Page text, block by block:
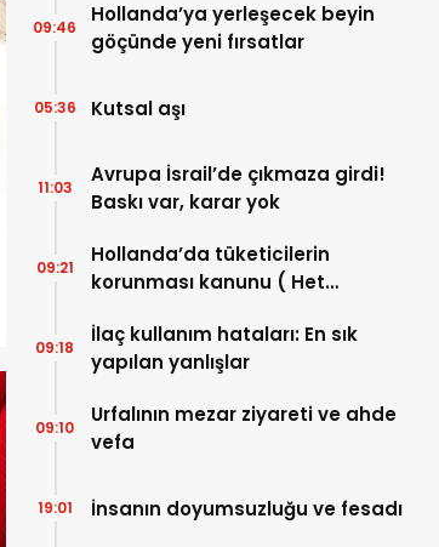
Hollanda’ya yerleşecek beyin
göçünde yeni fırsatlar
09:46
Kutsal aşı
05:36
Avrupa İsrail’de çıkmaza girdi!
Baskı var, karar yok
11:03
Hollanda’da tüketicilerin
korunması kanunu ( Het
09:21
İlaç kullanım hataları: En sık
yapılan yanlışlar
09:18
Urfalının mezar ziyareti ve ahde
vefa
09:10
İnsanın doyumsuzluğu ve fesadı
19:01